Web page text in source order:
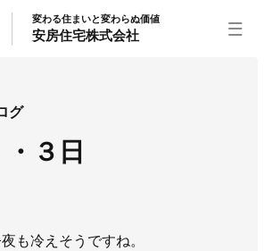
外装事業
変わる住まいと変わらぬ価値
安房住宅株式会社
グ
３日
も冷えそうですね。